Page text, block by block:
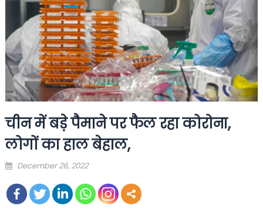
चीन में बड़े पैमाने पर फैल रहा कोरोना,
लोगों का हाल बेहाल,
Posted
December 26, 2022